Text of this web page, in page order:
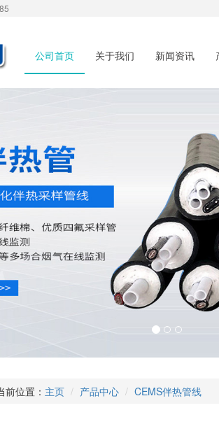
公司首页 关于我们 新闻资讯
位置： 主页 产品中心 CEMS伴热管线